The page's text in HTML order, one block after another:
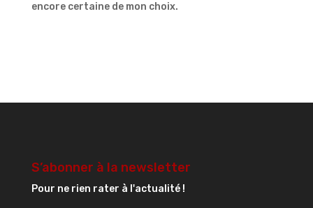
encore certaine de mon choix.
S’abonner à la newsletter
Pour ne rien rater à l'actualité !